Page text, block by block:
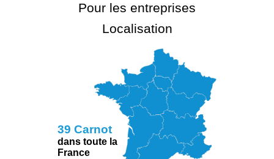
Pour les entreprises
Localisation
39 Carnot
dans toute la
France